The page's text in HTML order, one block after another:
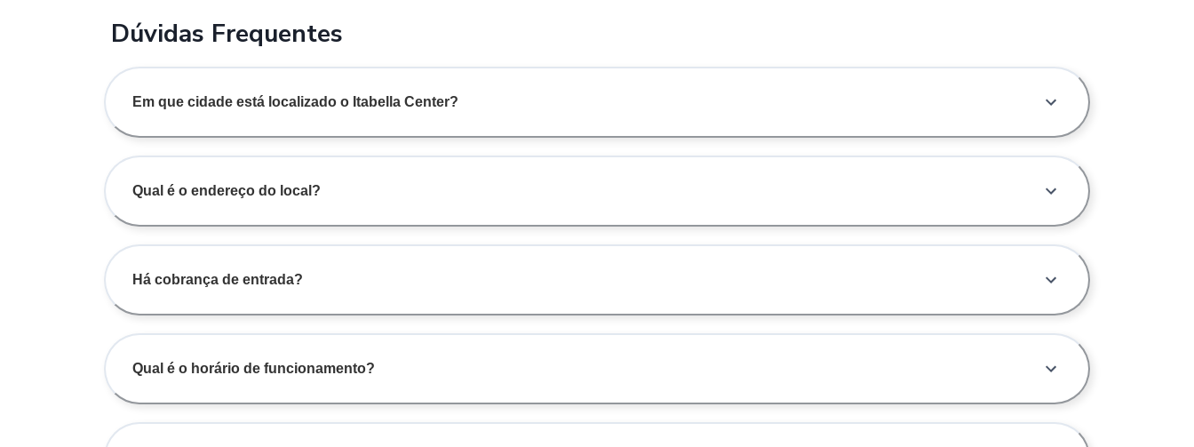
Dúvidas Frequentes
Em que cidade está localizado o Itabella Center?
Qual é o endereço do local?
Há cobrança de entrada?
Qual é o horário de funcionamento?